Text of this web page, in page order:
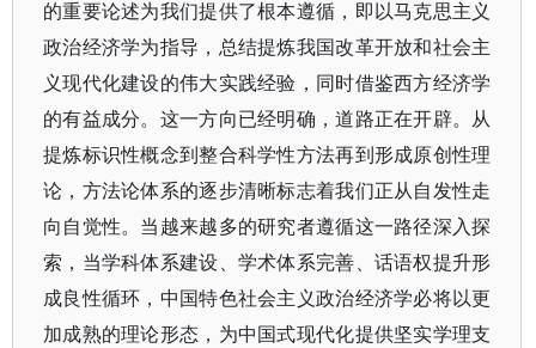
的重要论述为我们提供了根本遵循，即以马克思主义
政治经济学为指导，总结提炼我国改革开放和社会主
义现代化建设的伟大实践经验，同时借鉴西方经济学
的有益成分。这一方向已经明确，道路正在开辟。从
提炼标识性概念到整合科学性方法再到形成原创性理
论，方法论体系的逐步清晰标志着我们正从自发性走
向自觉性。当越来越多的研究者遵循这一路径深入探
索，当学科体系建设、学术体系完善、话语权提升形
成良性循环，中国特色社会主义政治经济学必将以更
加成熟的理论形态，为中国式现代化提供坚实学理支